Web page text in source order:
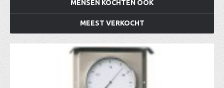
MENSEN KOCHTEN OOK
MEEST VERKOCHT